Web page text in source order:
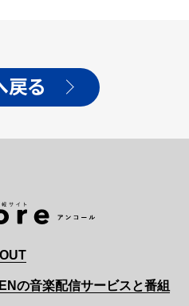
戻る
の音楽配信サービスと番組